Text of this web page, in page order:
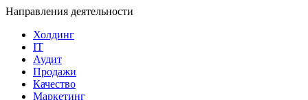
Направления деятельности
Холдинг
IT
Аудит
Продажи
Качество
Маркетинг